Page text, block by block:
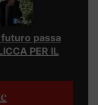
futuro passa
PER IL